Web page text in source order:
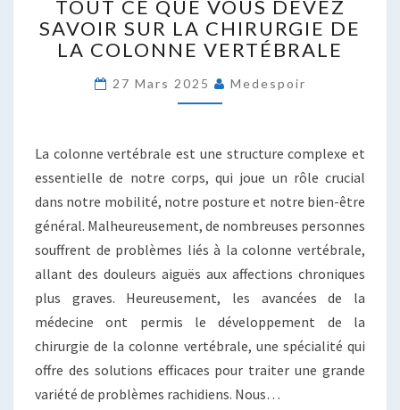
CE
QUE
VOUS
SAVOIR
SUR
DE
LA
COLONNE
VERTÉBRALE
TOUT CE QUE VOUS DEVEZ
SAVOIR SUR LA CHIRURGIE DE
LA COLONNE VERTÉBRALE
27 Mars 2025 Medespoir
La colonne vertébrale est une structure complexe et
essentielle de notre corps, qui joue un rôle crucial
dans notre mobilité, notre posture et notre bien-être
général. Malheureusement, de nombreuses personnes
souffrent de problèmes liés à la colonne vertébrale,
allant des douleurs aiguës aux affections chroniques
plus graves. Heureusement, les avancées de la
médecine ont permis le développement de la
chirurgie de la colonne vertébrale, une spécialité qui
offre des solutions efficaces pour traiter une grande
variété de problèmes rachidiens. Nous…